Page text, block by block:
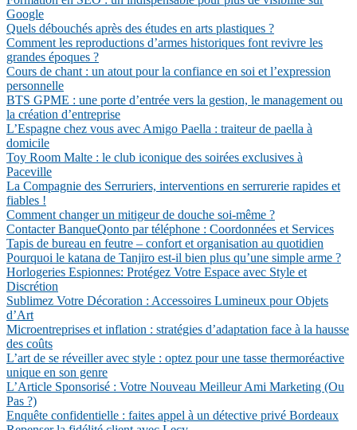
Google
Quels débouchés après des études en arts plastiques ?
Comment les reproductions d’armes historiques font revivre les
grandes époques ?
Cours de chant : un atout pour la confiance en soi et l’expression
personnelle
BTS GPME : une porte d’entrée vers la gestion, le management ou
la création d’entreprise
L’Espagne chez vous avec Amigo Paella : traiteur de paella à
domicile
Toy Room Malte : le club iconique des soirées exclusives à
Paceville
La Compagnie des Serruriers, interventions en serrurerie rapides et
fiables !
Comment changer un mitigeur de douche soi-même ?
Contacter BanqueQonto par téléphone : Coordonnées et Services
Tapis de bureau en feutre – confort et organisation au quotidien
Pourquoi le katana de Tanjiro est-il bien plus qu’une simple arme ?
Horlogeries Espionnes: Protégez Votre Espace avec Style et
Discrétion
Sublimez Votre Décoration : Accessoires Lumineux pour Objets
d’Art
Microentreprises et inflation : stratégies d’adaptation face à la hausse
des coûts
L’art de se réveiller avec style : optez pour une tasse thermoréactive
unique en son genre
L’Article Sponsorisé : Votre Nouveau Meilleur Ami Marketing (Ou
Pas ?)
Enquête confidentielle : faites appel à un détective privé Bordeaux